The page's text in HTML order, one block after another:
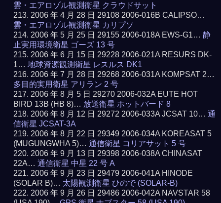
雲・エアロゾル観測衛星 クラウドサット
2006 年 4 月 28 日 29108 2006-016B CALIPSO…
雲・エアロゾル観測衛星 カリプソ
2006 年 5 月 25 日 29155 2006-018A EWS-G1…静
止実用環境衛星 ゴーズ 13 号
2006 年 6 月 15 日 29228 2006-021A RESURS DK-
1…地球資源観測衛星 レスルス DK1
2006 年 7 月 28 日 29268 2006-031A KOMPSAT 2…
多目的実用衛星 アリラン 2 号
2006 年 8 月 5 日 29270 2006-032A EUTE HOT
BIRD 13B (HB 8)… 放送衛星 ホットバード 8
2006 年 8 月 12 日 29272 2006-033A JCSAT 10…通
信衛星 JCSAT-3A
2006 年 8 月 22 日 29349 2006-034A KOREASAT 5
(MUGUNGWHA 5)…通信衛星 コリアサット 5 号
2006 年 9 月 13 日 29398 2006-038A CHINASAT
22A…通信衛星 中星 22 号 A
2006 年 9 月 23 日 29479 2006-041A HINODE
(SOLAR B)… 太陽観測衛星 ひので (SOLAR-B)
2006 年 9 月 26 日 29486 2006-042A NAVSTAR 58